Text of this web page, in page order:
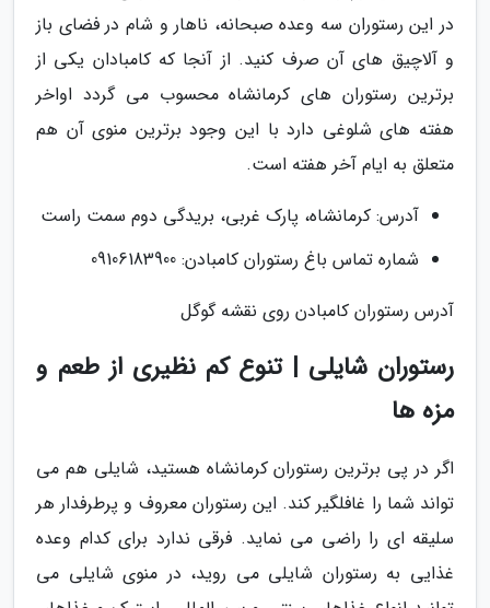
در این رستوران سه وعده صبحانه، ناهار و شام در فضای باز
و آلاچیق های آن صرف کنید. از آنجا که کامبادان یکی از
برترین رستوران های کرمانشاه محسوب می گردد اواخر
هفته های شلوغی دارد با این وجود برترین منوی آن هم
متعلق به ایام آخر هفته است.
آدرس: کرمانشاه، پارک غربی، بریدگی دوم سمت راست
شماره تماس باغ رستوران کامبادن: 09106183900
آدرس رستوران کامبادن روی نقشه گوگل
رستوران شایلی | تنوع کم نظیری از طعم و
مزه ها
اگر در پی برترین رستوران کرمانشاه هستید، شایلی هم می
تواند شما را غافلگیر کند. این رستوران معروف و پرطرفدار هر
سلیقه ای را راضی می نماید. فرقی ندارد برای کدام وعده
غذایی به رستوران شایلی می روید، در منوی شایلی می